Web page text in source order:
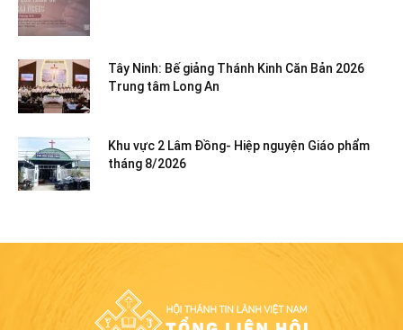
Tây Ninh: Bế giảng Thánh Kinh Căn Bản 2026
Trung tâm Long An
Khu vực 2 Lâm Đồng- Hiệp nguyện Giáo phẩm
tháng 8/2026